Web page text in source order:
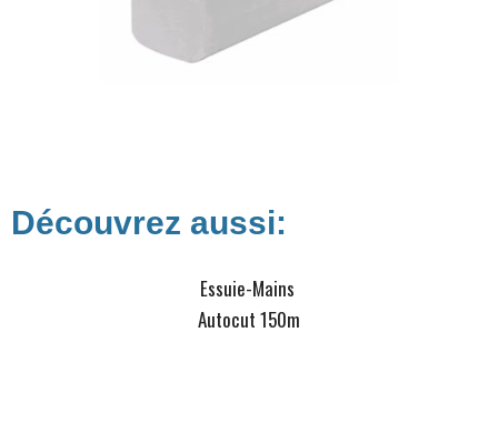
Découvrez aussi:
Essuie-Mains
Autocut 150m